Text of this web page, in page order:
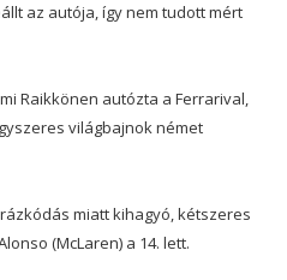
az autója, így nem tudott mért
Raikkönen autózta a Ferrarival,
világbajnok német
miatt kihagyó, kétszeres
(McLaren) a 14. lett.